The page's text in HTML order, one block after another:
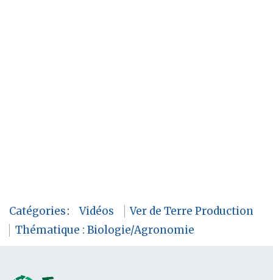
Catégories: Vidéos
Ver de Terre Production
Thématique : Biologie/Agronomie